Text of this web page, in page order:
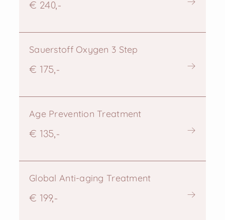
€ 240,-
Sauerstoff Oxygen 3 Step
€ 175,-
Age Prevention Treatment
€ 135,-
Global Anti-aging Treatment
€ 199,-